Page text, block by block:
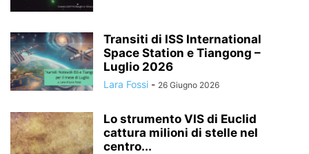
Transiti di ISS International
Space Station e Tiangong –
Luglio 2026
Lara Fossi - 26 Giugno 2026
Lo strumento VIS di Euclid
cattura milioni di stelle nel
centro...